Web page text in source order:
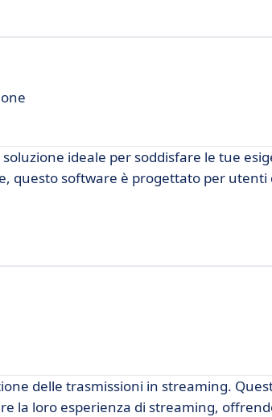
ideale per soddisfare le tue
questo software è progettato per utenti
delle trasmissioni in streaming.
la loro esperienza di streaming,